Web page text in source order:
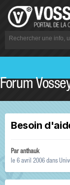
Forum
Besoin
Paranthauk
le 6 avril 2006 dans